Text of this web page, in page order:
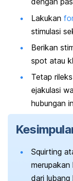
Lakukan
stimulasi
Berikan
spot atau
Tetap
ejakulasi
hubungan
Squirting
merupakan
dari lubang